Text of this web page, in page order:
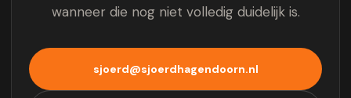
wanneer die nog niet volledig duidelijk is.
sjoerd@sjoerdhagendoorn.nl